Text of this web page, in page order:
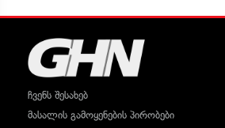
ჩვენს შესახებ
მასალის გამოყენების პირობები